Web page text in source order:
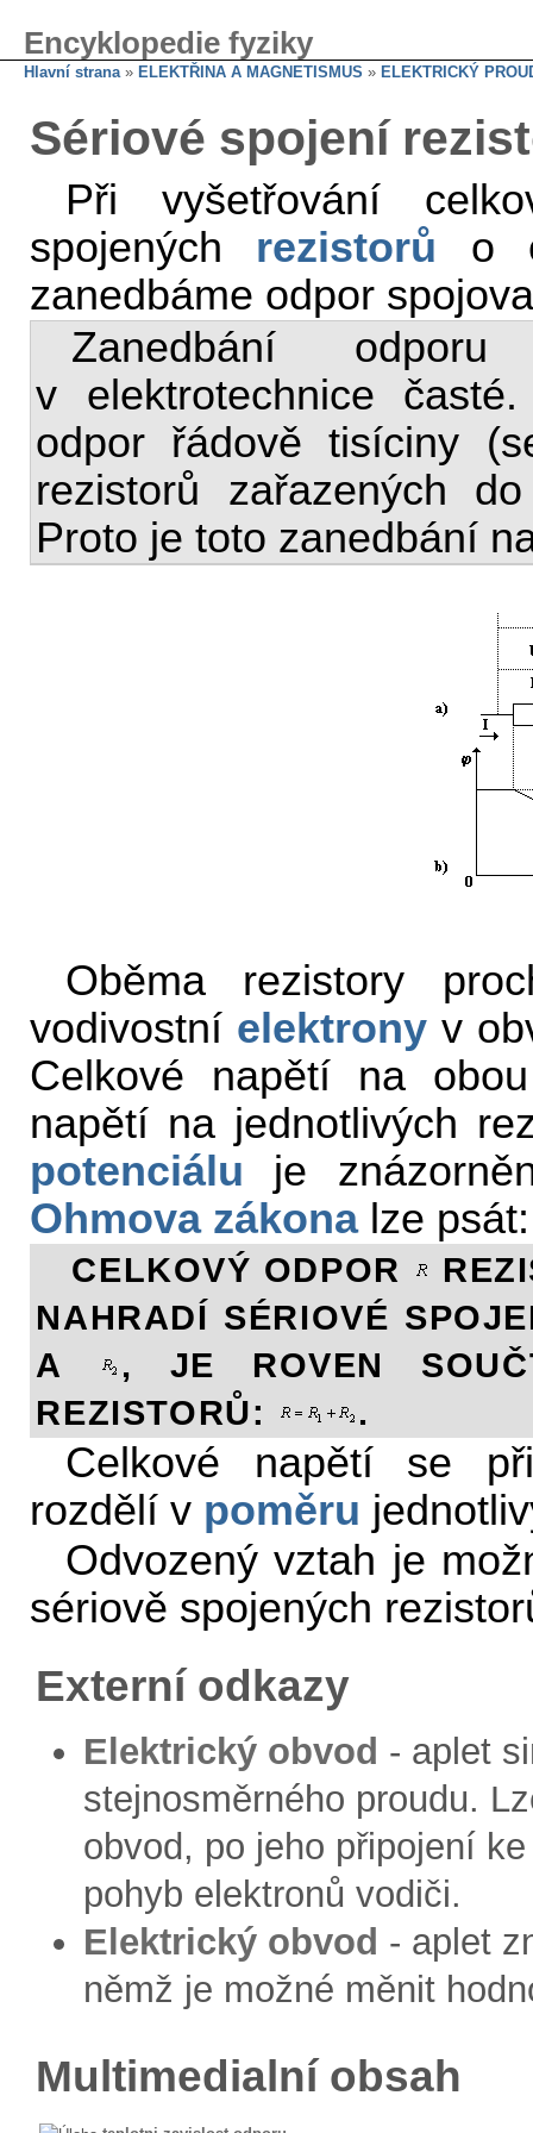
Encyklopedie fyziky
Hlavní strana» ELEKTŘINA A MAGNETISMUS » ELEKTRICKÝ
Sériové spojení
Při vyšetřování
spojených rezistorů o
zanedbáme odpor
Zanedbání
v elektrotechnice
odpor řádově tisíciny
rezistorů zařazených
Proto je toto zanedbání
Oběma rezistory
vodivostní elektrony v
Celkové napětí na
napětí na jednotlivých
potenciálu je
Ohmova zákonalze
CELKOVÝ ODPOR
NAHRADÍ SÉRIOVÉ
A
, JE ROVEN
REZISTORŮ:
.
Celkové napětí se
rozdělí v poměru
Odvozený vztah je
sériově spojených
Externí odkazy
Elektrický obvod - aplet
stejnosměrného proudu.
obvod, po jeho připojení
pohyb elektronů vodiči.
Elektrický obvod - aplet
němž je možné měnit
Multimedialní obsah